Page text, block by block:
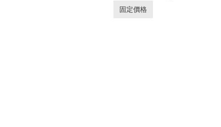
片)
固定價格